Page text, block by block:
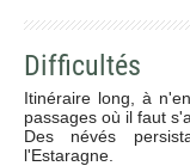
Difficultés
Itinéraire long, à
passages où il faut
Des névés
l'Estaragne.